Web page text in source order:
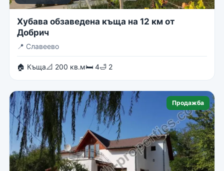
Хубава обзаведена къща на 12 км от
Добрич
📍 Славеево
🏠 Къща📐 200 кв.м🛏 4🛁 2
Продажба